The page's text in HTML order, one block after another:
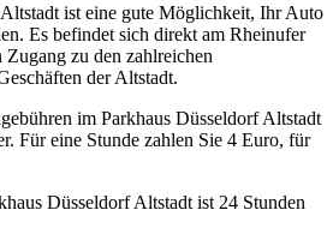
ist eine gute Möglichkeit, Ihr Auto
Es befindet sich direkt am Rheinufer
zu den zahlreichen
der Altstadt.
im Parkhaus Düsseldorf Altstadt
Für eine Stunde zahlen Sie 4 Euro, für
Düsseldorf Altstadt ist 24 Stunden